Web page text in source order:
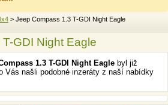
> Jeep Compass 1.3 T-GDI Night Eagle
GDI Night Eagle
1.3 T-GDI Night Eagle byl již
Vás našli podobné inzeráty z naší nabídky